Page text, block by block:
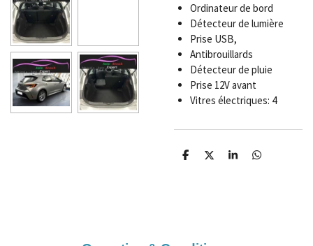
Ordinateur de bord
Détecteur de lumière
Prise USB,
Antibrouillards
Détecteur de pluie
Prise 12V avant
Vitres électriques: 4
P
P
P
P